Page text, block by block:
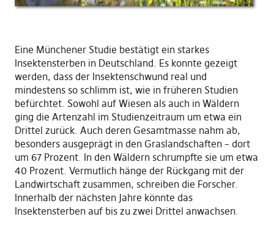
Eine Münchener Studie bestätigt ein starkes
Insektensterben in Deutschland. Es konnte gezeigt
werden, dass der Insektenschwund real und
mindestens so schlimm ist, wie in früheren Studien
befürchtet. Sowohl auf Wiesen als auch in Wäldern
ging die Artenzahl im Studienzeitraum um etwa ein
Drittel zurück. Auch deren Gesamtmasse nahm ab,
besonders ausgeprägt in den Graslandschaften – dort
um 67 Prozent. In den Wäldern schrumpfte sie um etwa
40 Prozent. Vermutlich hänge der Rückgang mit der
Landwirtschaft zusammen, schreiben die Forscher.
Innerhalb der nächsten Jahre könnte das
Insektensterben auf bis zu zwei Drittel anwachsen.